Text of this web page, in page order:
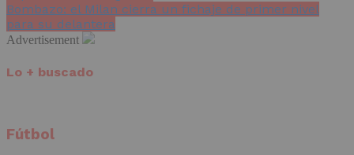
Bombazo: el Milan cierra un fichaje de primer nivel
para su delantera
Advertisement
Lo + buscado
Fútbol